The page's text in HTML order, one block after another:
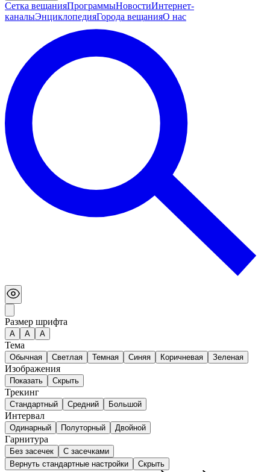
Сетка вещанияПрограммыНовостиИнтернет-
каналыЭнциклопедияГорода вещанияО нас
Размер шрифта
А A A
Тема
Обычная Светлая Темная Синяя Коричневая Зеленая
Изображения
Показать Скрыть
Трекинг
Стандартный Средний Большой
Интервал
Одинарный Полуторный Двойной
Гарнитура
Без засечек
С засечками
Вернуть стандартные настройки
Скрыть